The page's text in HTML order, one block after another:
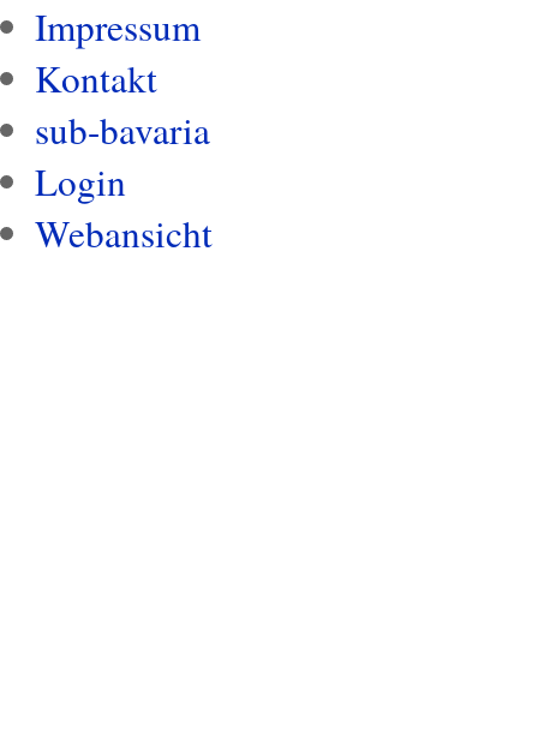
Impressum
Kontakt
sub-bavaria
Login
Webansicht